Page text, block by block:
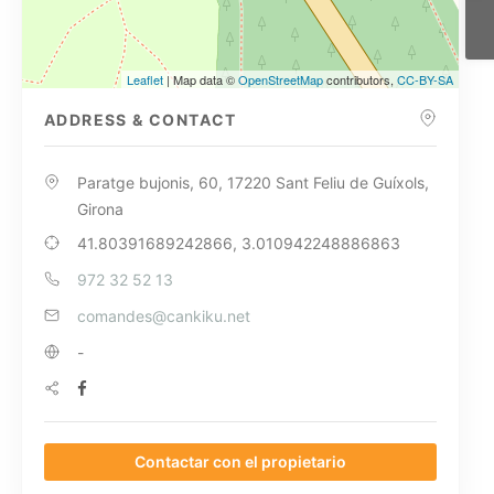
Leaflet | Map data ©OpenStreetMapcontributors,CC-BY-SA
ADDRESS & CONTACT
Paratge bujonis, 60, 17220 Sant Feliu de Guíxols,
Girona
41.80391689242866, 3.010942248886863
972 32 52 13
comandes@cankiku.net
-
Contactar con el propietario